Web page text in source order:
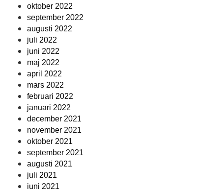
oktober 2022
september 2022
augusti 2022
juli 2022
juni 2022
maj 2022
april 2022
mars 2022
februari 2022
januari 2022
december 2021
november 2021
oktober 2021
september 2021
augusti 2021
juli 2021
juni 2021